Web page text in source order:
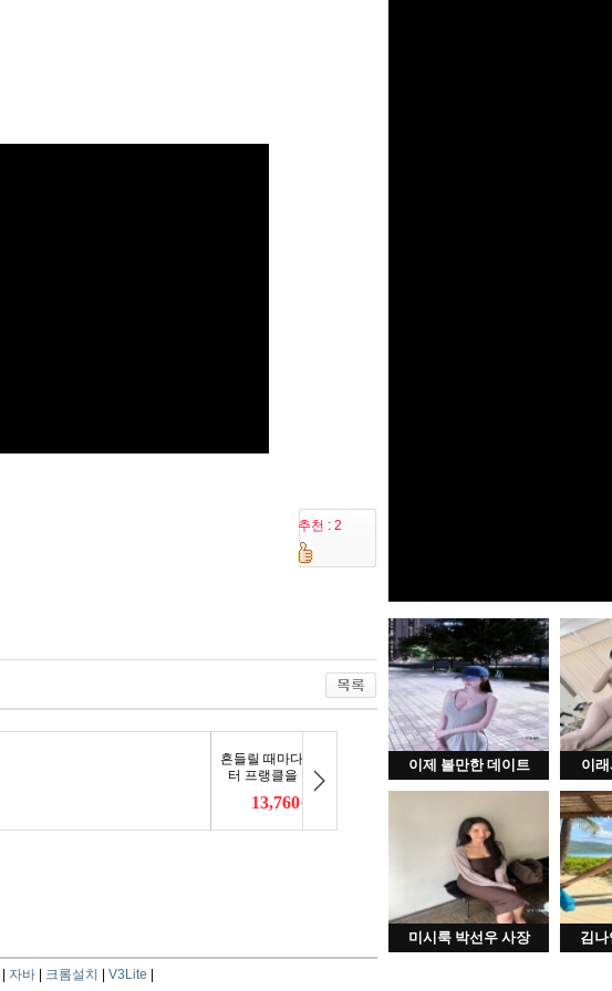
이제 볼만한 데이트 이
미시룩 박선우 사장 김나
추천 : 2
자바| 크롬설치 V3Lite